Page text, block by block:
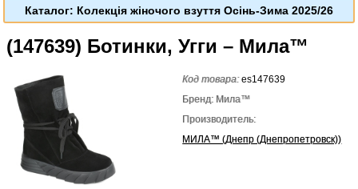
Каталог: Колекція жіночого взуття Осінь-Зима 2025/26
(147639) Ботинки, Угги – Мила™
Код товара:es147639
Бренд: Мила™
Производитель:
МИЛА™ (Днепр (Днепропетровск))